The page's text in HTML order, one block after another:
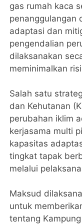
gas rumah kaca
penanggulangan
adaptasi dan
pengendalian
dilaksanakan
meminimalkan
Salah satu
dan Kehutanan
perubahan iklim
kerjasama multi
kapasitas
tingkat tapak
melalui
Maksud
untuk
tentang